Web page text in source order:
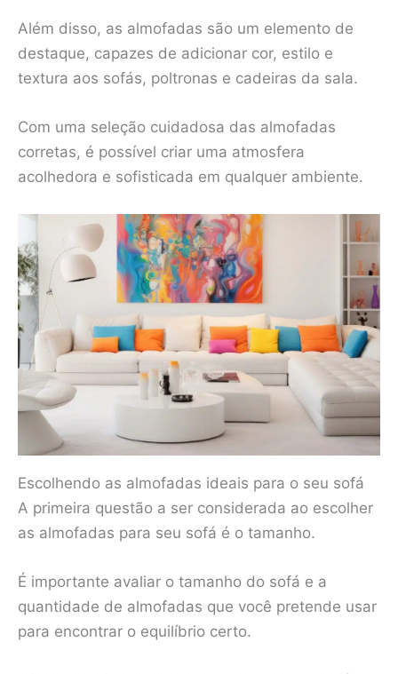
Além disso, as almofadas são um elemento de
destaque, capazes de adicionar cor, estilo e
textura aos sofás, poltronas e cadeiras da sala.
Com uma seleção cuidadosa das almofadas
corretas, é possível criar uma atmosfera
acolhedora e sofisticada em qualquer ambiente.
Escolhendo as almofadas ideais para o seu sofá
A primeira questão a ser considerada ao escolher
as almofadas para seu sofá é o tamanho.
É importante avaliar o tamanho do sofá e a
quantidade de almofadas que você pretende usar
para encontrar o equilíbrio certo.